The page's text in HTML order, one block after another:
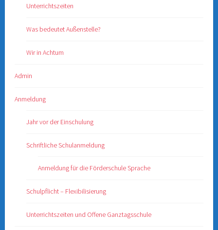
Unterrichtszeiten
Was bedeutet Außenstelle?
Wir in Achtum
Admin
Anmeldung
Jahr vor der Einschulung
Schriftliche Schulanmeldung
Anmeldung für die Förderschule Sprache
Schulpflicht – Flexibilisierung
Unterrichtszeiten und Offene Ganztagsschule